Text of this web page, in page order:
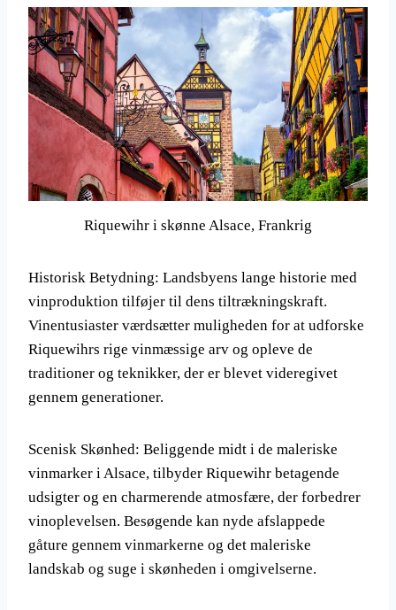
Riquewihr i skønne Alsace, Frankrig
Historisk Betydning: Landsbyens lange historie med
vinproduktion tilføjer til dens tiltrækningskraft.
Vinentusiaster værdsætter muligheden for at udforske
Riquewihrs rige vinmæssige arv og opleve de
traditioner og teknikker, der er blevet videregivet
gennem generationer.
Scenisk Skønhed: Beliggende midt i de maleriske
vinmarker i Alsace, tilbyder Riquewihr betagende
udsigter og en charmerende atmosfære, der forbedrer
vinoplevelsen. Besøgende kan nyde afslappede
gåture gennem vinmarkerne og det maleriske
landskab og suge i skønheden i omgivelserne.